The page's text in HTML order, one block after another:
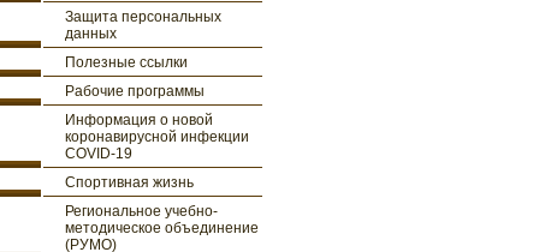
Защита персональных
данных
Полезные ссылки
Рабочие программы
Информация о новой
коронавирусной инфекции
COVID-19
Спортивная жизнь
Региональное учебно-
методическое объединение
(РУМО)